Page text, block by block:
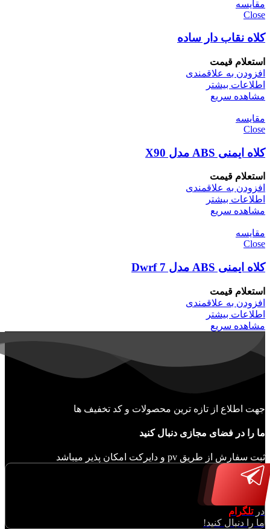
مقایسه
Close
کلاه نقاب دار ساده
استعلام قیمت
افزودن به علاقمندی
اطلاعات بیشتر
مشاهده سریع
مقایسه
Close
کلاه ایمنی ABS مدل X90
استعلام قیمت
افزودن به علاقمندی
اطلاعات بیشتر
مشاهده سریع
مقایسه
Close
کلاه ایمنی ABS مدل Dwrf 7
استعلام قیمت
افزودن به علاقمندی
اطلاعات بیشتر
مشاهده سریع
جهت اطلاع از تازه ترین محصولات و کد تخفیف ها
ما را در فضای مجازی دنبال کنید
ثبت سفارش از طریق pv و دایرکت امکان پذیر میباشد
درتلگرام
ما را دنبال کنید!